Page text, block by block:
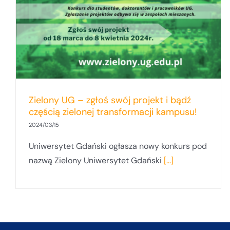
Zielony UG – zgłoś swój projekt i bądź
częścią zielonej transformacji kampusu!
2024/03/15
Uniwersytet Gdański ogłasza nowy konkurs pod
nazwą Zielony Uniwersytet Gdański [...]